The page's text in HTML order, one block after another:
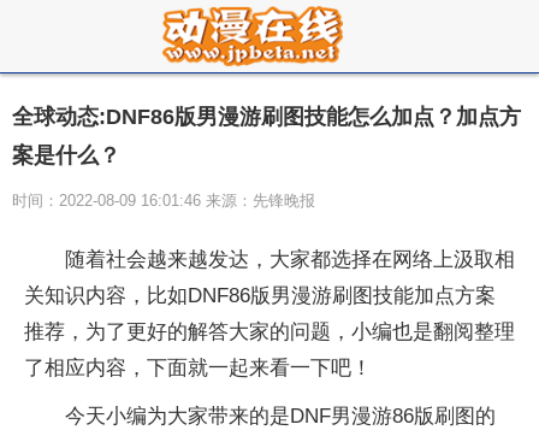
全球动态:DNF86版男漫游刷图技能怎么加点？加点方
案是什么？
时间：2022-08-09 16:01:46 来源：先锋晚报
随着社会越来越发达，大家都选择在网络上汲取相
关知识内容，比如DNF86版男漫游刷图技能加点方案
推荐，为了更好的解答大家的问题，小编也是翻阅整理
了相应内容，下面就一起来看一下吧！
今天小编为大家带来的是DNF男漫游86版刷图的